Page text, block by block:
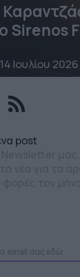
Sirenos
14 Ιουλίου 2026
post